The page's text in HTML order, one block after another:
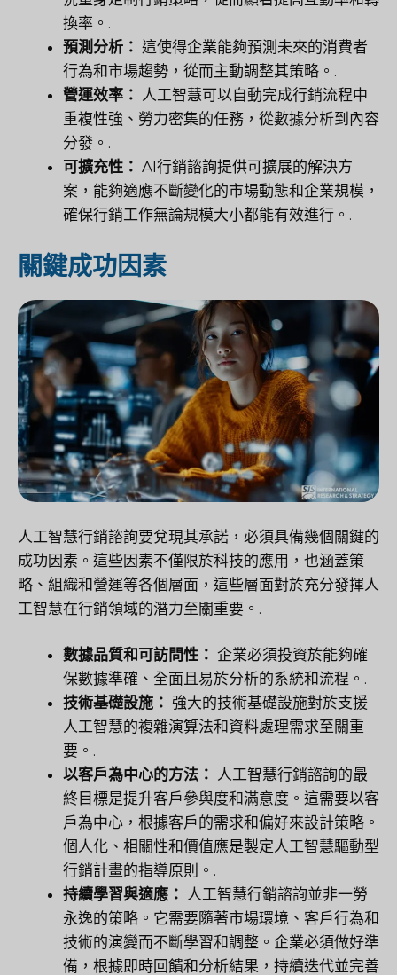
換率。.
預測分析： 這使得企業能夠預測未來的消費者
行為和市場趨勢，從而主動調整其策略。.
營運效率： 人工智慧可以自動完成行銷流程中
重複性強、勞力密集的任務，從數據分析到內容
分發。.
可擴充性： AI行銷諮詢提供可擴展的解決方
案，能夠適應不斷變化的市場動態和企業規模，
確保行銷工作無論規模大小都能有效進行。.
關鍵成功因素
人工智慧行銷諮詢要兌現其承諾，必須具備幾個關鍵的
成功因素。這些因素不僅限於科技的應用，也涵蓋策
略、組織和營運等各個層面，這些層面對於充分發揮人
工智慧在行銷領域的潛力至關重要。.
數據品質和可訪問性： 企業必須投資於能夠確
保數據準確、全面且易於分析的系統和流程。.
技術基礎設施： 強大的技術基礎設施對於支援
人工智慧的複雜演算法和資料處理需求至關重
要。.
以客戶為中心的方法： 人工智慧行銷諮詢的最
終目標是提升客戶參與度和滿意度。這需要以客
戶為中心，根據客戶的需求和偏好來設計策略。
個人化、相關性和價值應是製定人工智慧驅動型
行銷計畫的指導原則。.
持續學習與適應： 人工智慧行銷諮詢並非一勞
永逸的策略。它需要隨著市場環境、客戶行為和
技術的演變而不斷學習和調整。企業必須做好準
備，根據即時回饋和分析結果，持續迭代並完善